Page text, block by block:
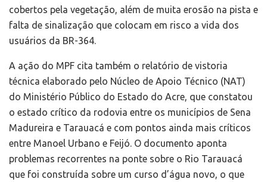
cobertos pela vegetação, além de muita erosão na pista e
falta de sinalização que colocam em risco a vida dos
usuários da BR-364.
A ação do MPF cita também o relatório de vistoria
técnica elaborado pelo Núcleo de Apoio Técnico (NAT)
do Ministério Público do Estado do Acre, que constatou
o estado crítico da rodovia entre os municípios de Sena
Madureira e Tarauacá e com pontos ainda mais críticos
entre Manoel Urbano e Feijó. O documento aponta
problemas recorrentes na ponte sobre o Rio Tarauacá
que foi construída sobre um curso d’água novo, o que